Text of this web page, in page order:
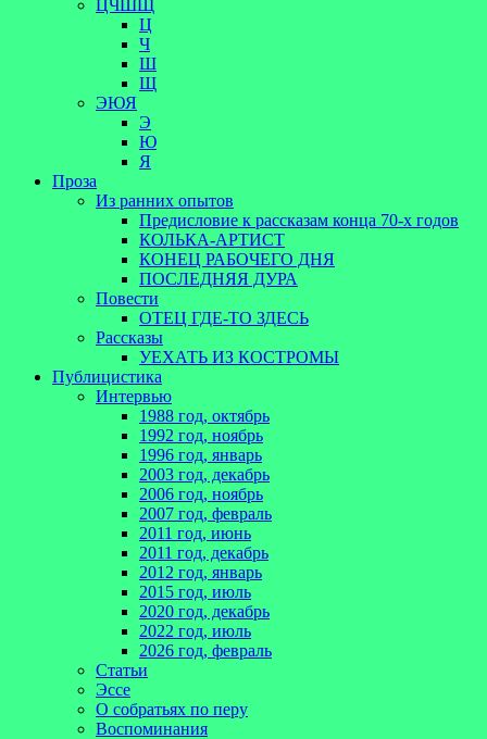
ЦЧШЩ
Ц
Ч
Ш
Щ
ЭЮЯ
Э
Ю
Я
Проза
Из ранних опытов
Предисловие к рассказам конца 70-х годов
КОЛЬКА-АРТИСТ
КОНЕЦ РАБОЧЕГО ДНЯ
ПОСЛЕДНЯЯ ДУРА
Повести
ОТЕЦ ГДЕ-ТО ЗДЕСЬ
Рассказы
УЕХАТЬ ИЗ КОСТРОМЫ
Публицистика
Интервью
1988 год, октябрь
1992 год, ноябрь
1996 год, январь
2003 год, декабрь
2006 год, ноябрь
2007 год, февраль
2011 год, июнь
2011 год, декабрь
2012 год, январь
2015 год, июль
2020 год, декабрь
2022 год, июль
2026 год, февраль
Статьи
Эссе
О собратьях по перу
Воспоминания